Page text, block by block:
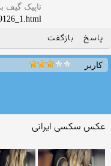
تاپیک گیف
پاسخ بازگفت
کاربر
عکس سکسی ایرانی